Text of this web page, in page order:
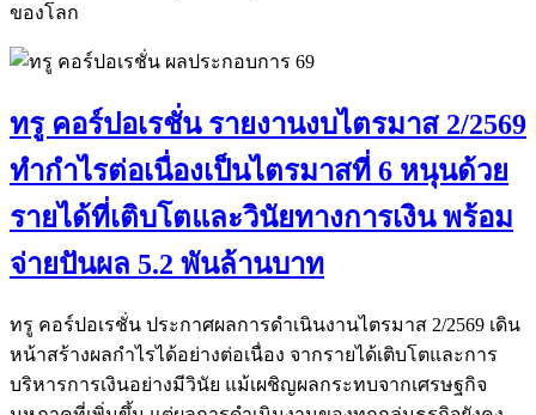
ของโลก
ทรู คอร์ปอเรชั่น รายงานงบไตรมาส 2/2569
ทำกำไรต่อเนื่องเป็นไตรมาสที่ 6 หนุนด้วย
รายได้ที่เติบโตและวินัยทางการเงิน พร้อม
จ่ายปันผล 5.2 พันล้านบาท
ทรู คอร์ปอเรชั่น ประกาศผลการดำเนินงานไตรมาส 2/2569 เดิน
หน้าสร้างผลกำไรได้อย่างต่อเนื่อง จากรายได้เติบโตและการ
บริหารการเงินอย่างมีวินัย แม้เผชิญผลกระทบจากเศรษฐกิจ